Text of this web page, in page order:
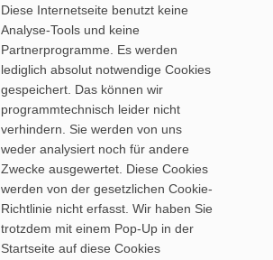
Diese Internetseite benutzt keine
Analyse-Tools und keine
Partnerprogramme. Es werden
lediglich absolut notwendige Cookies
gespeichert. Das können wir
programmtechnisch leider nicht
verhindern. Sie werden von uns
weder analysiert noch für andere
Zwecke ausgewertet. Diese Cookies
werden von der gesetzlichen Cookie-
Richtlinie nicht erfasst. Wir haben Sie
trotzdem mit einem Pop-Up in der
Startseite auf diese Cookies